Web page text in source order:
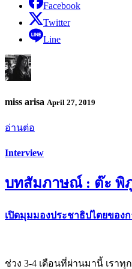
Facebook
Twitter
Line
miss arisa April 27, 2019
อ่านต่อ
Interview
บทสัมภาษณ์ : ​ต๊ะ พิ
เปิดมุมมองประชาธิปไตยของก
ช่วง 3-4 เดือนที่ผ่านมานี้ เรา